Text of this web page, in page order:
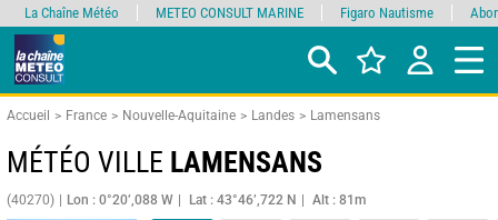
Accueil France Nouvelle-Aquitaine Landes Lamensans
MÉTÉO VILLE LAMENSANS
(40270) Lon : 0°20’,088 W Lat : 43°46’,722 N Alt : 81m
La Chaîne Météo METEO CONSULT MARINE Figaro Nautisme